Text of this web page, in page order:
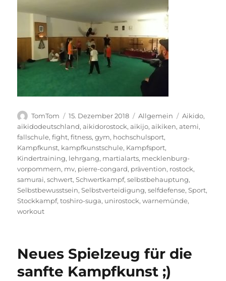
Autor
TomTom
Veröffentlicht
am
15. Dezember 2018 Kategorien
Allgemein Schlagwörter
Aikido,
aikidodeutschland,aikidorostock,aikijo,aikiken,atemi,
fallschule,fight,fitness,gym, hochschulsport,
Kampfkunst, kampfkunstschule, Kampfsport,
Kindertraining, lehrgang, martialarts, mecklenburg-
vorpommern, mv, pierre-congard, prävention, rostock,
samurai,schwert,Schwertkampf,selbstbehauptung,
Selbstbewusstsein,Selbstverteidigung,selfdefense,Sport,
Stockkampf,toshiro-suga, unirostock,warnemünde,
workout
Neues Spielzeug für die
sanfte Kampfkunst ;)